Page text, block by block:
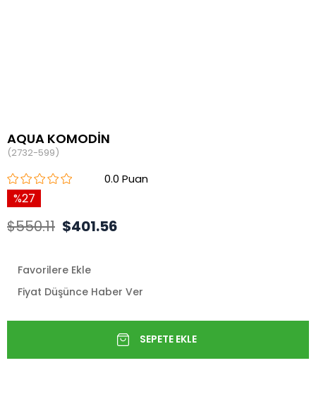
AQUA KOMODİN
(2732-599)
0.0
27
$550.11 $401.56
Favorilere Ekle
Fiyat Düşünce Haber Ver